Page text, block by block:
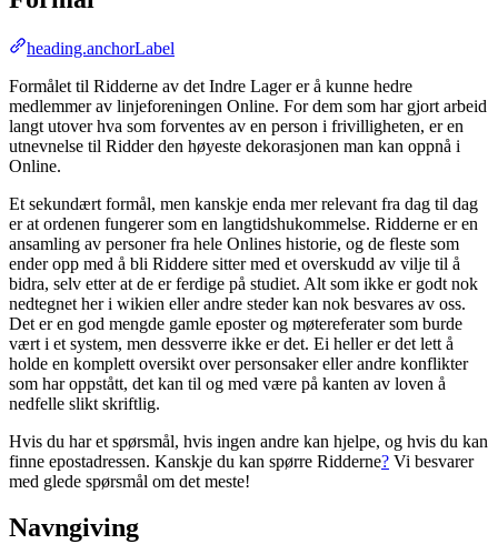
heading.anchorLabel
Formålet til Ridderne av det Indre Lager er å kunne hedre
medlemmer av linjeforeningen Online. For dem som har gjort arbeid
langt utover hva som forventes av en person i frivilligheten, er en
utnevnelse til Ridder den høyeste dekorasjonen man kan oppnå i
Online.
Et sekundært formål, men kanskje enda mer relevant fra dag til dag
er at ordenen fungerer som en langtidshukommelse. Ridderne er en
ansamling av personer fra hele Onlines historie, og de fleste som
ender opp med å bli Riddere sitter med et overskudd av vilje til å
bidra, selv etter at de er ferdige på studiet. Alt som ikke er godt nok
nedtegnet her i wikien eller andre steder kan nok besvares av oss.
Det er en god mengde gamle eposter og møtereferater som burde
vært i et system, men dessverre ikke er det. Ei heller er det lett å
holde en komplett oversikt over personsaker eller andre konflikter
som har oppstått, det kan til og med være på kanten av loven å
nedfelle slikt skriftlig.
Hvis du har et spørsmål, hvis ingen andre kan hjelpe, og hvis du kan
finne epostadressen. Kanskje du kan spørre Ridderne? Vi besvarer
med glede spørsmål om det meste!
Navngiving